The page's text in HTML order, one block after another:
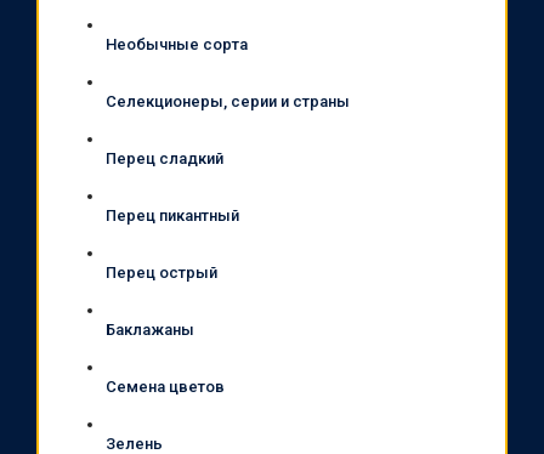
Необычные сорта
Селекционеры, серии и страны
Перец сладкий
Перец пикантный
Перец острый
Баклажаны
Семена цветов
Зелень